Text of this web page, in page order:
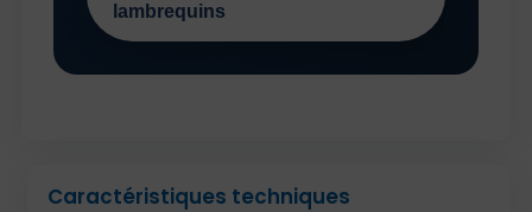
lambrequins
Caractéristiques techniques